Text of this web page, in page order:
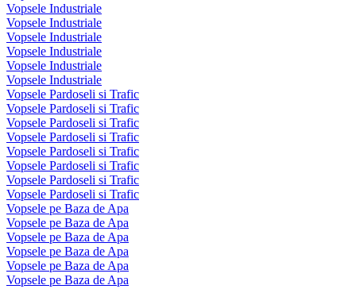
Vopsele Industriale
Vopsele Industriale
Vopsele Industriale
Vopsele Industriale
Vopsele Industriale
Vopsele Industriale
Vopsele Pardoseli si Trafic
Vopsele Pardoseli si Trafic
Vopsele Pardoseli si Trafic
Vopsele Pardoseli si Trafic
Vopsele Pardoseli si Trafic
Vopsele Pardoseli si Trafic
Vopsele Pardoseli si Trafic
Vopsele Pardoseli si Trafic
Vopsele pe Baza de Apa
Vopsele pe Baza de Apa
Vopsele pe Baza de Apa
Vopsele pe Baza de Apa
Vopsele pe Baza de Apa
Vopsele pe Baza de Apa